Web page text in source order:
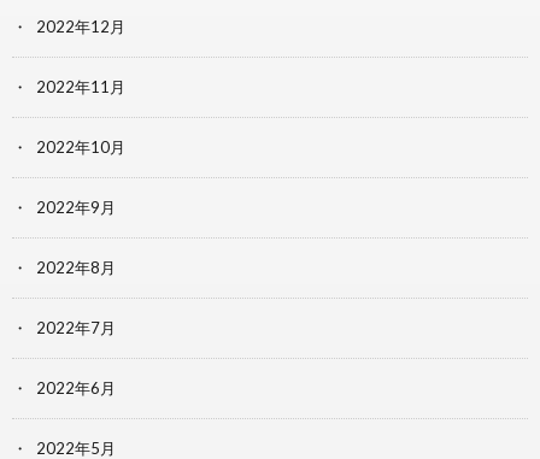
2022年12月
2022年11月
2022年10月
2022年9月
2022年8月
2022年7月
2022年6月
2022年5月